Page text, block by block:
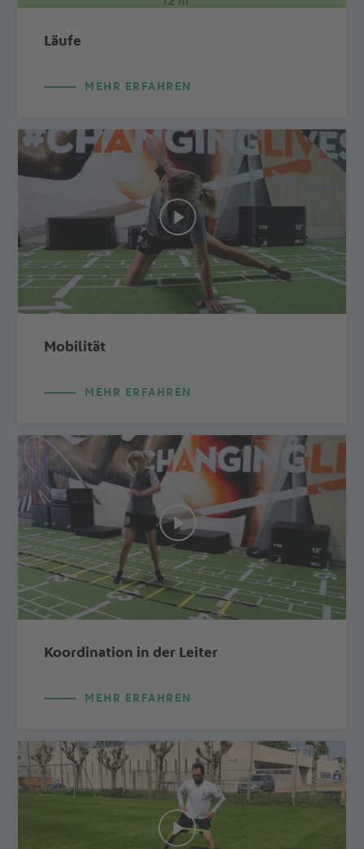
Läufe
MEHR ERFAHREN
Mobilität
MEHR ERFAHREN
Koordination in der Leiter
MEHR ERFAHREN